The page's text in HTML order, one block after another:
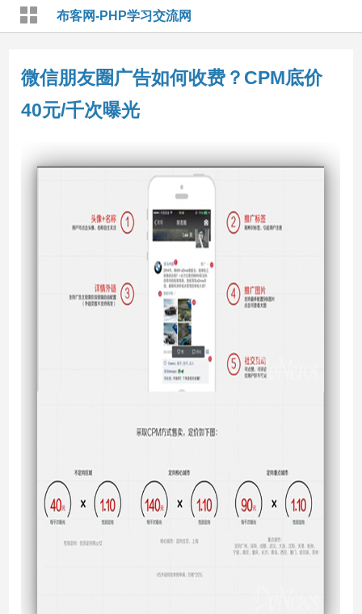
布客网-PHP学习交流网
微信朋友圈广告如何收费？CPM底价
40元/千次曝光